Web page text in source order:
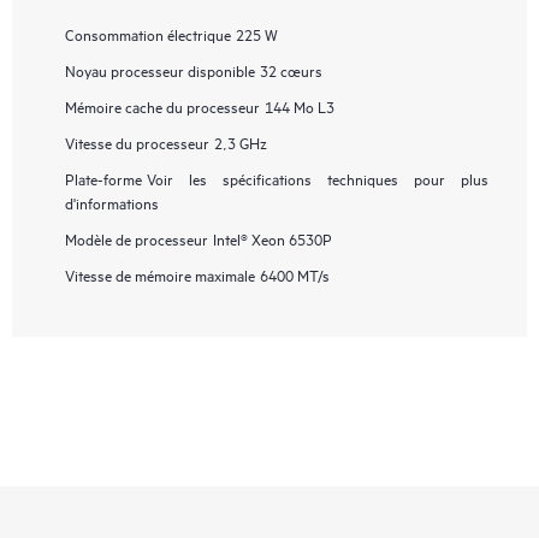
Consommation électrique 225 W
Noyau processeur disponible 32 cœurs
Mémoire cache du processeur 144 Mo L3
Vitesse du processeur 2,3 GHz
Plate-forme Voir les spécifications techniques pour plus
d'informations
Modèle de processeur Intel® Xeon 6530P
Vitesse de mémoire maximale 6400 MT/s